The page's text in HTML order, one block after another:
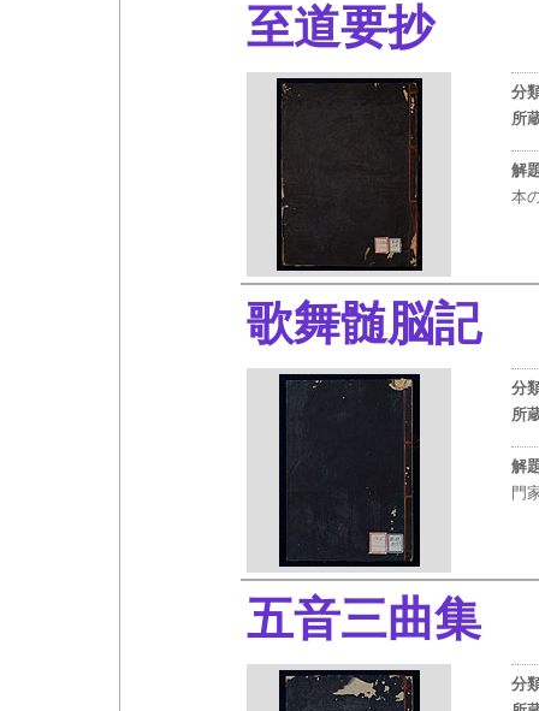
至道要抄
分
所
解
本
歌舞髄脳記
分
所
解
門
五音三曲集
分